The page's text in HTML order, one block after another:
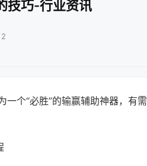
技巧-行业资讯
个“必胜”的输赢辅助神器，有需